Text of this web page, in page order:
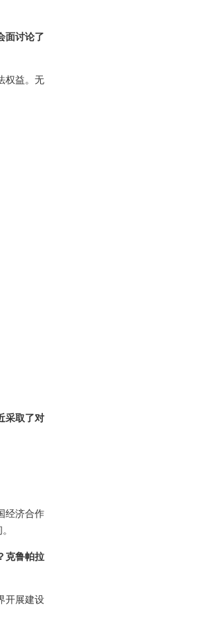
面讨论了
权益。无
采取了对
经济合作
克鲁帕拉
开展建设